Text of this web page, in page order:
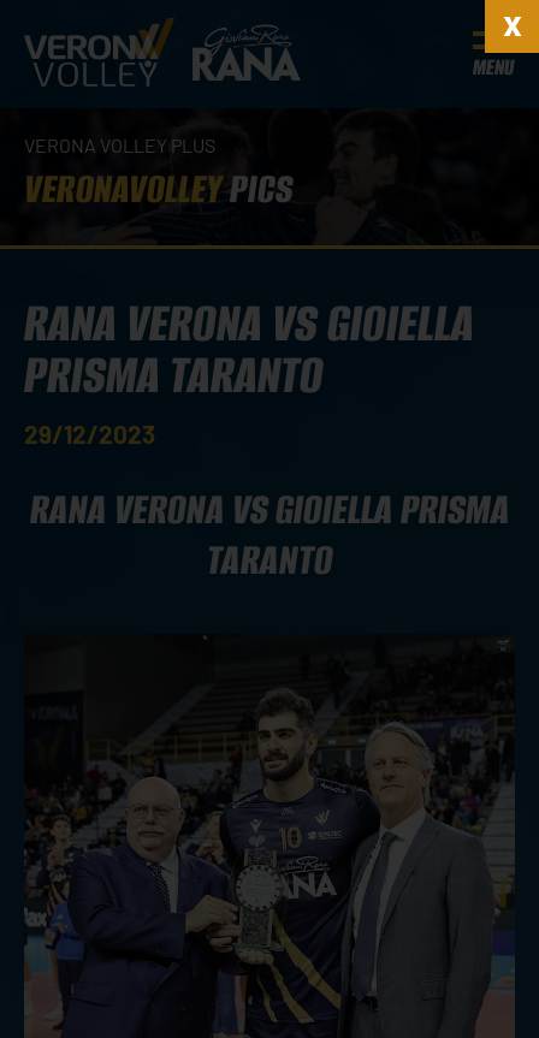
MENU
VERONA VOLLEY PLUS
VERONAVOLLEYPICS
RANA VERONA VS GIOIELLA
PRISMA TARANTO
29/12/2023
RANA VERONA VS GIOIELLA PRISMA
TARANTO